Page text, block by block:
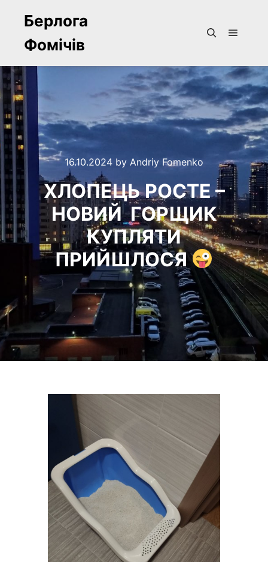
Берлога
Фомічів
16.10.2024 by Andriy Fomenko
ХЛОПЕЦЬ РОСТЕ –
НОВИЙ ГОРЩИК
КУПЛЯТИ
ПРИЙШЛОСЯ